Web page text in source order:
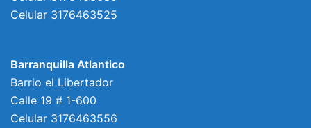
Celular 3176463525
Barranquilla Atlantico
Barrio el Libertador
Calle 19 # 1-600
Celular 3176463556